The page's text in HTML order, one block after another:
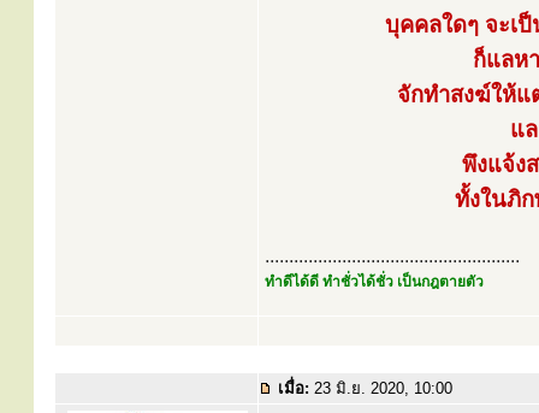
บุคคลใดๆ จะเ
ก็แลห
จักทำสงฆ์ให้
แ
พึงแจ้ง
ทั้งในภิ
.....................................................
ทำดีได้ดี ทำชั่วได้ชั่ว เป็นกฎตายตัว
เมื่อ: 23 มิ.ย. 2020, 10:00